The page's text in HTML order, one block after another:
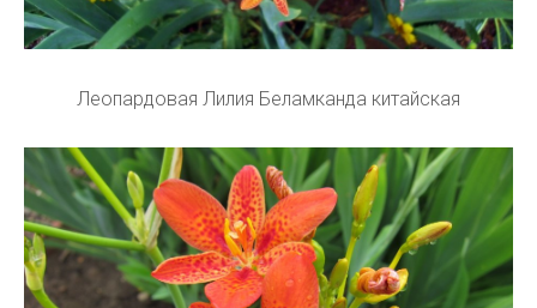
Леопардовая Лилия Беламканда китайская